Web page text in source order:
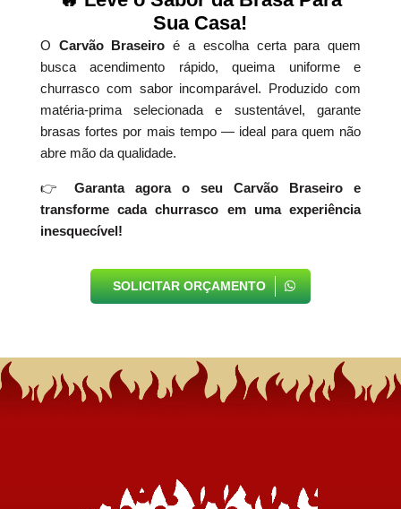
Sua Casa!
O Carvão Braseiro é a escolha certa para quem
busca acendimento rápido, queima uniforme e
churrasco com sabor incomparável. Produzido com
matéria-prima selecionada e sustentável, garante
brasas fortes por mais tempo — ideal para quem não
abre mão da qualidade.
👉
Garanta agora o seu Carvão Braseiro e
transforme cada churrasco em uma experiência
inesquecível!
SOLICITAR ORÇAMENTO